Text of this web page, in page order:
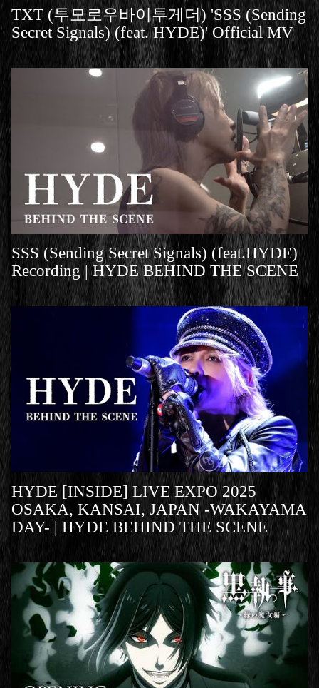
TXT (투모로우바이투게더) 'SSS (Sending
Secret Signals) (feat. HYDE)' Official MV
SSS (Sending Secret Signals) (feat.HYDE)
Recording | HYDE BEHIND THE SCENE
HYDE [INSIDE] LIVE EXPO 2025
OSAKA, KANSAI, JAPAN -WAKAYAMA
DAY- | HYDE BEHIND THE SCENE